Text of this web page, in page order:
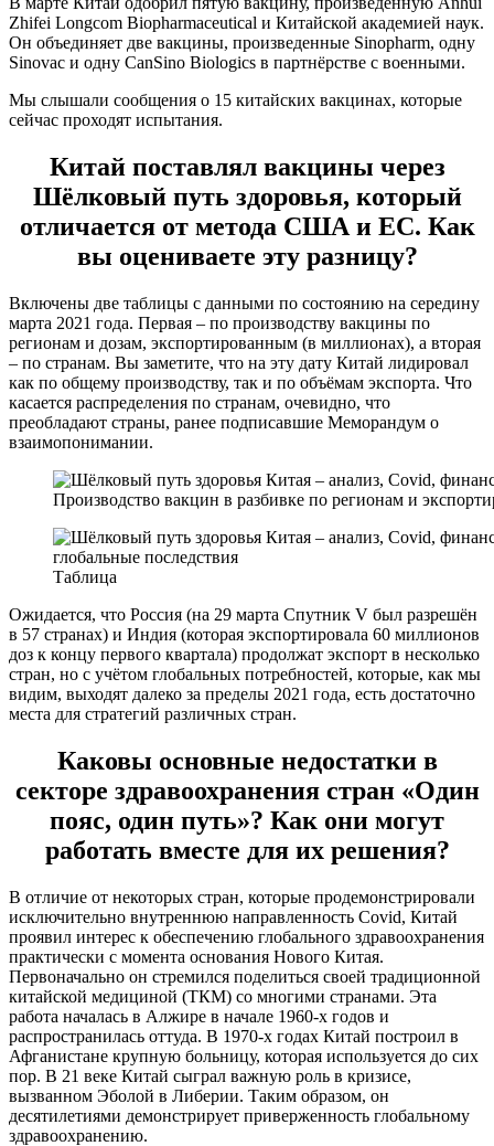
Zhifei Longcom Biopharmaceutical и Китайской академией наук.
Он объединяет две вакцины, произведенные Sinopharm, одну
Sinovac и одну CanSino Biologics в партнёрстве с военными.
Мы слышали сообщения о 15 китайских вакцинах, которые
сейчас проходят испытания.
Китай поставлял вакцины через
Шёлковый путь здоровья, который
отличается от метода США и ЕС. Как
вы оцениваете эту разницу?
Включены две таблицы с данными по состоянию на середину
марта 2021 года. Первая – по производству вакцины по
регионам и дозам, экспортированным (в миллионах), а вторая
– по странам. Вы заметите, что на эту дату Китай лидировал
как по общему производству, так и по объёмам экспорта. Что
касается распределения по странам, очевидно, что
преобладают страны, ранее подписавшие Меморандум о
взаимопонимании.
Производство вакцин в разбивке по регионам и
Таблица
Ожидается, что Россия (на 29 марта Спутник V был разрешён
в 57 странах) и Индия (которая экспортировала 60 миллионов
доз к концу первого квартала) продолжат экспорт в несколько
стран, но с учётом глобальных потребностей, которые, как мы
видим, выходят далеко за пределы 2021 года, есть достаточно
места для стратегий различных стран.
Каковы основные недостатки в
секторе здравоохранения стран «Один
пояс, один путь»? Как они могут
работать вместе для их решения?
В отличие от некоторых стран, которые продемонстрировали
исключительно внутреннюю направленность Covid, Китай
проявил интерес к обеспечению глобального здравоохранения
практически с момента основания Нового Китая.
Первоначально он стремился поделиться своей традиционной
китайской медициной (ТКМ) со многими странами. Эта
работа началась в Алжире в начале 1960-х годов и
распространилась оттуда. В 1970-х годах Китай построил в
Афганистане крупную больницу, которая используется до сих
пор. В 21 веке Китай сыграл важную роль в кризисе,
вызванном Эболой в Либерии. Таким образом, он
десятилетиями демонстрирует приверженность глобальному
здравоохранению.